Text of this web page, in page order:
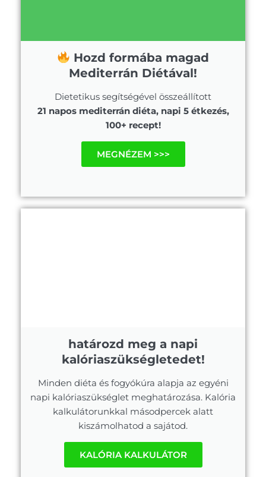
Hozd formába magad
Mediterrán Diétával!
Dietetikus segítségével összeállított
21 napos mediterrán diéta, napi 5 étkezés,
100+ recept!
MEGNÉZEM >>>
határozd meg a napi
kalóriaszükségletedet!
Minden diéta és fogyókúra alapja az egyéni
napi kalóriaszükséglet meghatározása. Kalória
kalkulátorunkkal másodpercek alatt
kiszámolhatod a sajátod.
KALÓRIA KALKULÁTOR